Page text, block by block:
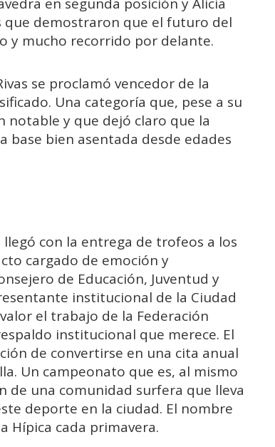
en segunda posición y Alicia
que demostraron que el futuro del
y mucho recorrido por delante.
se proclamó vencedor de la
Una categoría que, pese a su
notable y que dejó claro que la
base bien asentada desde edades
con la entrega de trofeos a los
cargado de emoción y
de Educación, Juventud y
institucional de la Ciudad
el trabajo de la Federación
institucional que merece. El
de convertirse en una cita anual
Un campeonato que es, al mismo
de una comunidad surfera que lleva
deporte en la ciudad. El nombre
Hípica cada primavera.